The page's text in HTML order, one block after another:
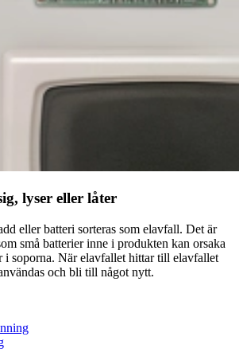
lyser eller låter
eller batteri sorteras som elavfall. Det är
små batterier inne i produkten kan orsaka
i soporna. När elavfallet hittar till elavfallet
och bli till något nytt.